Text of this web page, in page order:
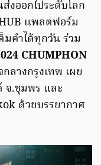
งออกไประดับโลก
แพลตฟอร์ม
มคำได้ทุกวัน ร่วม
CHUMPHON
ลางกรุงเทพ เผย
จ.ชุมพร และ
ด้วยบรรยากาศ